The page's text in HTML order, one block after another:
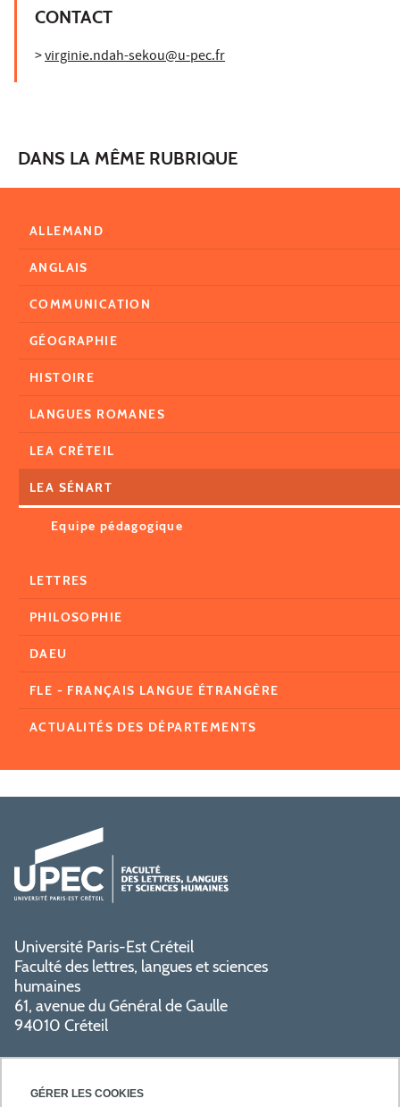
GÉRER LES COOKIES
CONTACT
>virginie.ndah-sekou@u-pec.fr
DANS LA MÊME RUBRIQUE
ALLEMAND
ANGLAIS
COMMUNICATION
GÉOGRAPHIE
HISTOIRE
LANGUES ROMANES
LEA CRÉTEIL
LEA SÉNART
Equipe pédagogique
LETTRES
PHILOSOPHIE
DAEU
FLE - FRANÇAIS LANGUE ÉTRANGÈRE
ACTUALITÉS DES DÉPARTEMENTS
Université Paris-Est Créteil
Faculté des lettres, langues et sciences
humaines
61, avenue du Général de Gaulle
94010 Créteil